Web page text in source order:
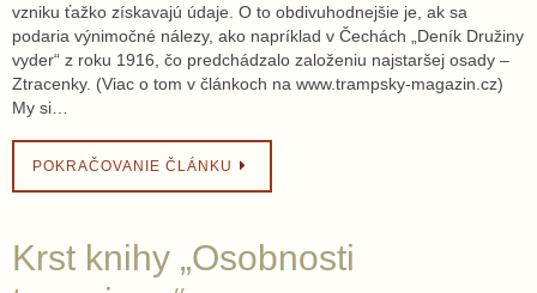
vzniku ťažko získavajú údaje. O to obdivuhodnejšie je, ak sa
podaria výnimočné nálezy, ako napríklad v Čechách „Deník Družiny
vyder“ z roku 1916, čo predchádzalo založeniu najstaršej osady –
Ztracenky. (Viac o tom v článkoch na www.trampsky-magazin.cz)
My si…
POKRAČOVANIE ČLÁNKU
Krst knihy „Osobnosti